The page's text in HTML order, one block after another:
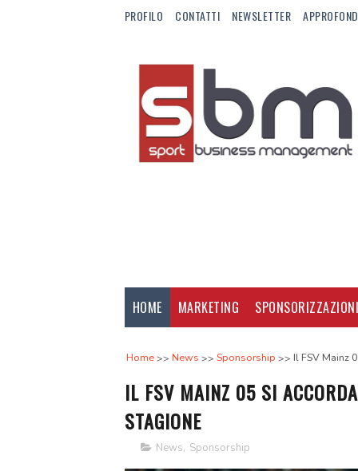
PROFILO CONTATTI NEWSLETTER
HOME MARKETING SPONSORIZZAZIONI
Home News Sponsorship Il FSV Mainz
IL FSV MAINZ 05 SI
STAGIONE
News, Sponsorship